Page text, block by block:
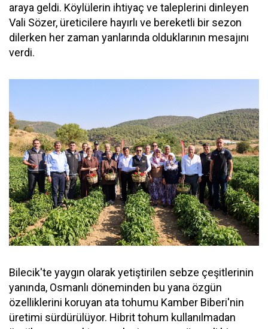
araya geldi. Köylülerin ihtiyaç ve taleplerini dinleyen
Vali Sözer, üreticilere hayırlı ve bereketli bir sezon
dilerken her zaman yanlarında olduklarının mesajını
verdi.
Bilecik'te yaygın olarak yetiştirilen sebze çeşitlerinin
yanında, Osmanlı döneminden bu yana özgün
özelliklerini koruyan ata tohumu Kamber Biberi'nin
üretimi sürdürülüyor. Hibrit tohum kullanılmadan